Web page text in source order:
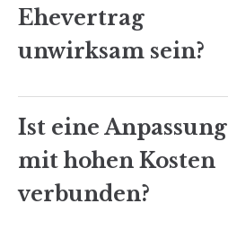
Ehevertrag
unwirksam sein?
Ist eine Anpassung
mit hohen Kosten
verbunden?